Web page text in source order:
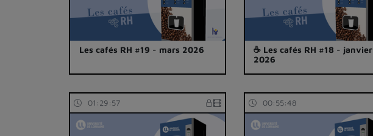
Les cafés RH #19 - mars 2026
☕ Les cafés RH #18 - janvier
2026
01:29:57 00:55:48